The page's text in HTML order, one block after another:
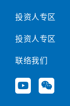
投资人专区
投资人专区
联络我们
Y
o
W
e